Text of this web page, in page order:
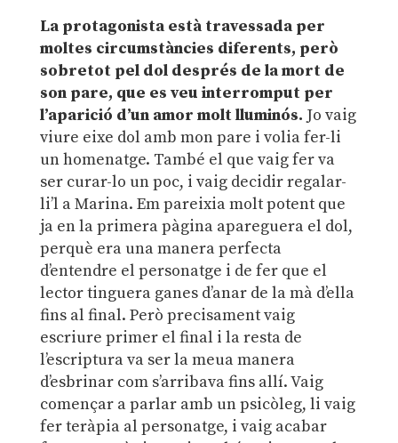
La protagonista està travessada per
moltes circumstàncies diferents, però
sobretot pel dol després de la mort de
son pare, que es veu interromput per
l’aparició d’un amor molt lluminós. Jo vaig
viure eixe dol amb mon pare i volia fer-li
un homenatge. També el que vaig fer va
ser curar-lo un poc, i vaig decidir regalar-
li’l a Marina. Em pareixia molt potent que
ja en la primera pàgina apareguera el dol,
perquè era una manera perfecta
d’entendre el personatge i de fer que el
lector tinguera ganes d’anar de la mà d’ella
fins al final. Però precisament vaig
escriure primer el final i la resta de
l’escriptura va ser la meua manera
d’esbrinar com s’arribava fins allí. Vaig
començar a parlar amb un psicòleg, li vaig
fer teràpia al personatge, i vaig acabar